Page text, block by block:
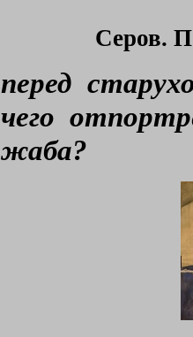
Серов.
перед
чего
жаба?